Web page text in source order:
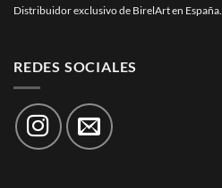
Distribuidor exclusivo de BirelArt en España.
REDES SOCIALES